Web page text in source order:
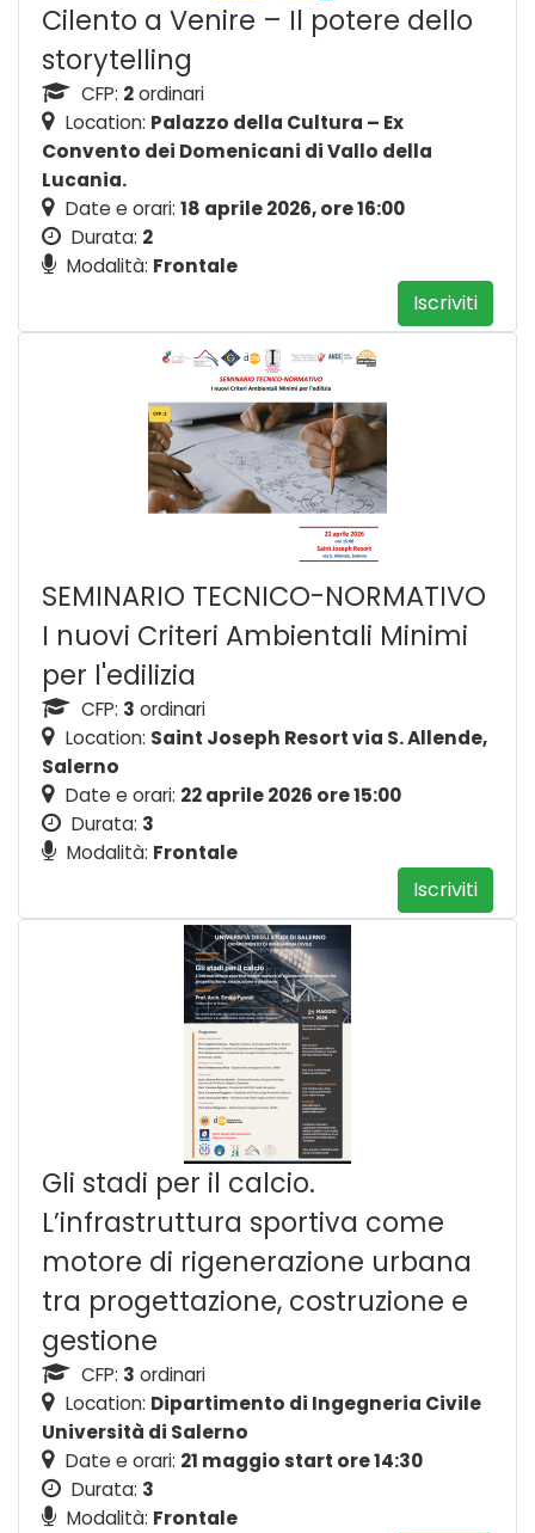
Cilento a Venire – Il potere dello
storytelling
CFP: 2ordinari
Location: Palazzo della Cultura – Ex
Convento dei Domenicani di Vallo della
Lucania.
Date e orari: 18 aprile 2026, ore 16:00
Durata: 2
Modalità: Frontale
Iscriviti
SEMINARIO TECNICO-NORMATIVO
I nuovi Criteri Ambientali Minimi
per l'edilizia
CFP: 3 ordinari
Location: Saint Joseph Resort via S. Allende,
Salerno
Date e orari: 22 aprile 2026 ore 15:00
Durata: 3
Modalità: Frontale
Iscriviti
Gli stadi per il calcio.
L’infrastruttura sportiva come
motore di rigenerazione urbana
tra progettazione, costruzione e
gestione
CFP: 3 ordinari
Location: Dipartimento di Ingegneria Civile
Università di Salerno
Date e orari: 21 maggio start ore 14:30
Durata: 3
Modalità: Frontale